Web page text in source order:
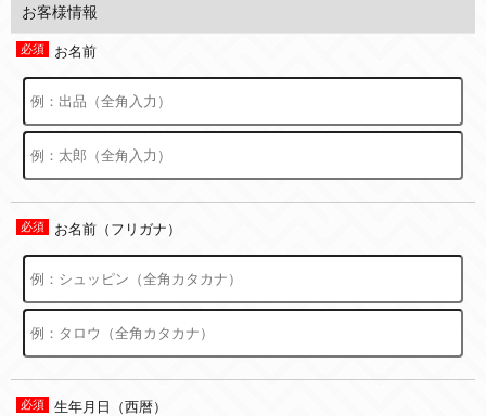
お客様情報
お名前
お名前（フリガナ）
生年月日（西暦）